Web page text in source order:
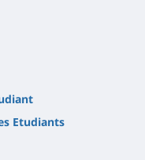
Etudiants